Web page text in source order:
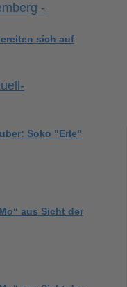
sich auf
Soko "Erle"
aus Sicht der